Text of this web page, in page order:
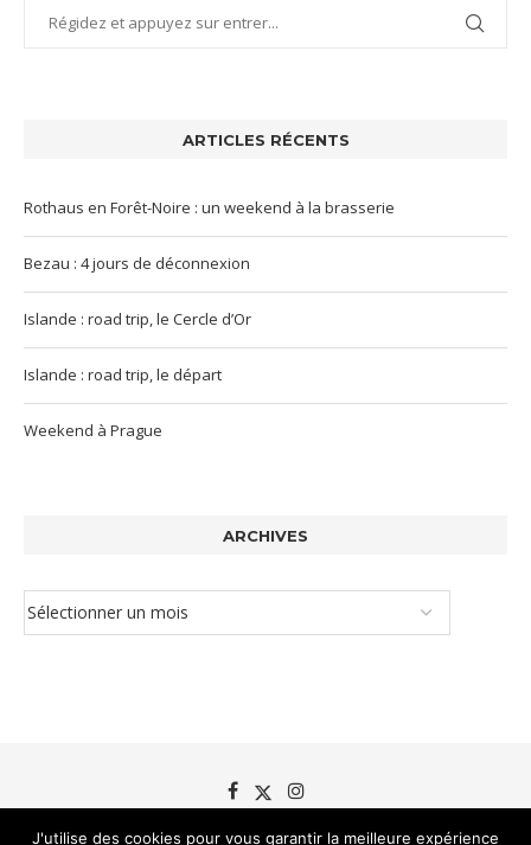
ARTICLES RÉCENTS
Rothaus en Forêt-Noire : un weekend à la brasserie
Bezau : 4 jours de déconnexion
Islande : road trip, le Cercle d’Or
Islande : road trip, le départ
Weekend à Prague
ARCHIVES
J'utilise des cookies pour vous garantir la meilleure expérience